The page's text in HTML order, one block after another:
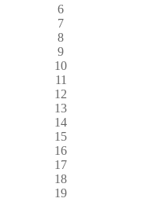
6
7
8
9
10
11
12
13
14
15
16
17
18
19